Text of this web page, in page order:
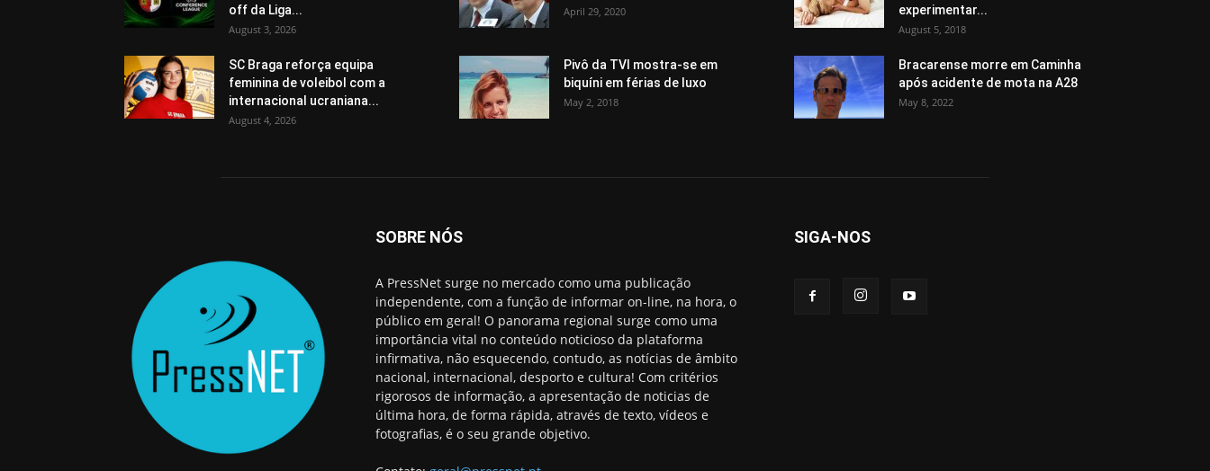
off da Liga...
August 3, 2026
SC Braga reforça equipa
feminina de voleibol com a
internacional ucraniana...
August 4, 2026
April 29, 2020
experimentar...
August 5, 2018
Pivô da TVI mostra-se em
biquíni em férias de luxo
May 2, 2018
Bracarense morre em Caminha
após acidente de mota na A28
May 8, 2022
SOBRE NÓS
A PressNet surge no mercado como uma publicação
independente, com a função de informar on-line, na hora, o
público em geral! O panorama regional surge como uma
importância vital no conteúdo noticioso da plataforma
infirmativa, não esquecendo, contudo, as notícias de âmbito
nacional, internacional, desporto e cultura! Com critérios
rigorosos de informação, a apresentação de noticias de
última hora, de forma rápida, através de texto, vídeos e
fotografias, é o seu grande objetivo.
SIGA-NOS